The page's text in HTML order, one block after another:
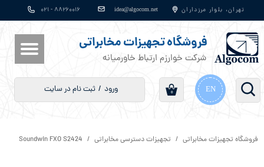
۸۸۲۶۰۰۱۶ - ۰۲۱ ​​​​​​​​​​​​​​idea@algocom.net تهران، بلوار مرزداران
فروشگاه تجهیزات مخابراتی
شرکت خوارزم ارتباط خاورمیانه
ورود / ثبت نام در سایت
حساب کاربری من
تغییر گذر واژه
سفارشات
خروج از حساب کاربری
۰ EN
فروشگاه تجهیزات مخابراتی تجهیزات دسترسی مخابراتی Soundwin FXO S2424